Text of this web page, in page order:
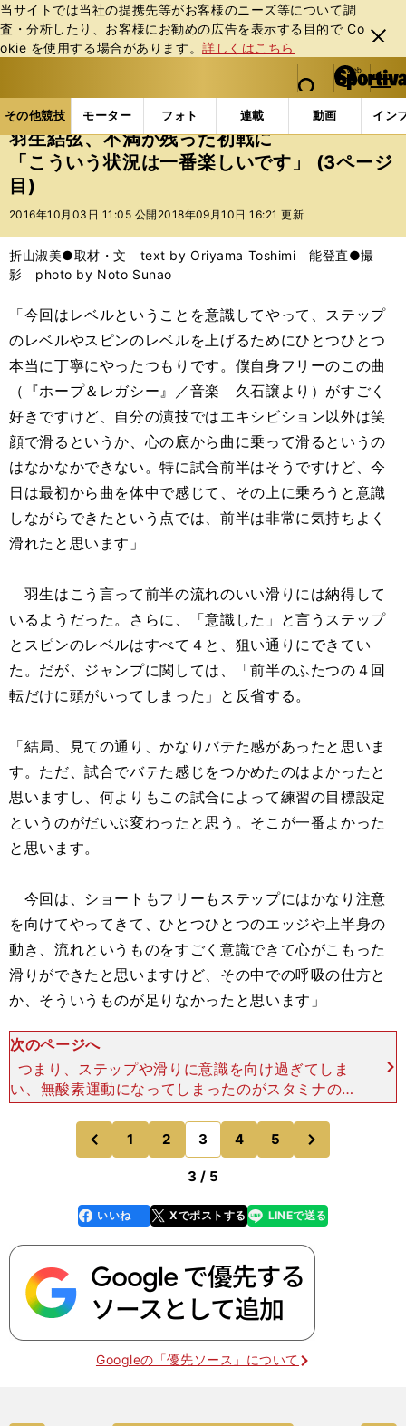
当サイトでは当社の提携先等がお客様のニーズ等について調
査・分析したり、お客様にお勧めの広告を表⽰する⽬的で Co
okie を使⽤する場合があります。詳しくはこちら
閉じ
る
web Sportiva (webスポルティーバ)
検索
マイペ
ー
ジ
メニュ
その他競技 モーター フォト 連載 動画 イン
ス
ポ
ル
テ
ー
バ
その他競技の記事一覧 フィギュア 羽生結弦、不満
羽生結弦、不満が残った初戦に
「こういう状況は一番楽しいです」 (3ページ
目)
2016年10月03日 11:05 公開 2018年09月10日 16:21 更新
折山淑美●取材・文 text by Oriyama Toshimi 能登直●撮
影 photo by Noto Sunao
「今回はレベルということを意識してやって、ステップ
のレベルやスピンのレベルを上げるためにひとつひとつ
本当に丁寧にやったつもりです。僕自身フリーのこの曲
（『ホープ＆レガシー』／音楽 久石譲より）がすごく
好きですけど、自分の演技ではエキシビション以外は笑
顔で滑るというか、心の底から曲に乗って滑るというの
はなかなかできない。特に試合前半はそうですけど、今
日は最初から曲を体中で感じて、その上に乗ろうと意識
しながらできたという点では、前半は非常に気持ちよく
滑れたと思います」
羽生はこう言って前半の流れのいい滑りには納得して
いるようだった。さらに、「意識した」と言うステップ
とスピンのレベルはすべて４と、狙い通りにできてい
た。だが、ジャンプに関しては、「前半のふたつの４回
転だけに頭がいってしまった」と反省する。
「結局、見ての通り、かなりバテた感があったと思いま
す。ただ、試合でバテた感じをつかめたのはよかったと
思いますし、何よりもこの試合によって練習の目標設定
というのがだいぶ変わったと思う。そこが一番よかった
と思います。
今回は、ショートもフリーもステップにはかなり注意
を向けてやってきて、ひとつひとつのエッジや上半身の
動き、流れというものをすごく意識できて心がこもった
滑りができたと思いますけど、その中での呼吸の仕方と
か、そういうものが足りなかったと思います」
次のページへ
つまり、ステップや滑りに意識を向け過ぎてしま
い、無酸素運動になってしまったのがスタミナのロ
スにつながったのではないか、ということだ。 さ
らに、ジャンプもほとんどが少し詰まった感じにな
ってしまい、着氷
前
のページへ
1 2 3 4 5
のページへ
3 / 5
faceboo
k
いいね Xでポストする
line LINEで送る
Googleの「優先ソース」について